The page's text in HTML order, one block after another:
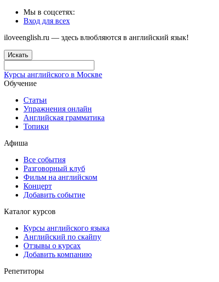
Мы в соцсетях:
Вход для всех
iloveenglish.ru — здесь влюбляются в английский язык!
Искать
Курсы английского в Москве
Обучение
Статьи
Упражнения онлайн
Английская грамматика
Топики
Афиша
Все события
Разговорный клуб
Фильм на английском
Концерт
Добавить событие
Каталог курсов
Курсы английского языка
Английский по скайпу
Отзывы о курсах
Добавить компанию
Репетиторы